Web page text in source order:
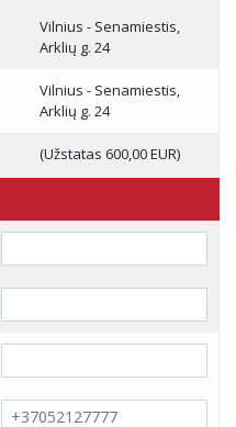
Vilnius - Senamiestis,
Arklių g. 24
Vilnius - Senamiestis,
Arklių g. 24
(Užstatas 600,00 EUR)